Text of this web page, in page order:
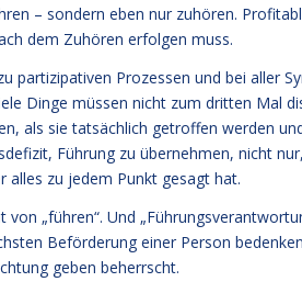
– sondern eben nur zuhören.
dem Zuhören erfolgen muss.
partizipativen Prozessen und bei aller
Dinge müssen nicht zum dritten Mal
als sie tatsächlich getroffen werden
Führung zu übernehmen, nicht
alles zu jedem Punkt gesagt hat.
von „führen“. Und
Beförderung einer Person
geben beherrscht.